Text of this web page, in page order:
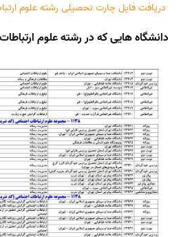
دریافت فایل چارت تحصیلی رشته علوم
دانشگاه هایی که در رشته علوم